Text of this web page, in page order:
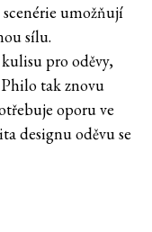
umožňují
sílu.
pro oděvy,
tak znovu
oporu ve
designu oděvu se